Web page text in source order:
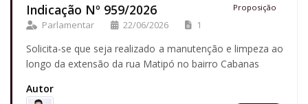
Indicação Nº 959/2026 Proposição
Parlamentar 22/06/2026 1
Solicita-se que seja realizado a manutenção e limpeza ao
longo da extensão da rua Matipó no bairro Cabanas
Autor